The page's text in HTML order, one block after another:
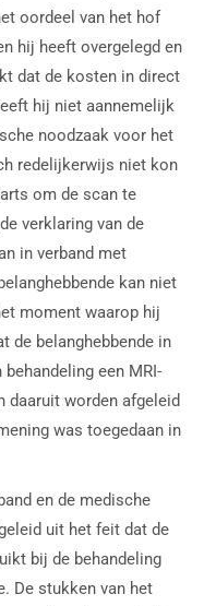
oordeel van het hof
hij heeft overgelegd en
dat de kosten in direct
hij niet aannemelijk
noodzaak voor het
redelijkerwijs niet kon
om de scan te
verklaring van de
in verband met
kan niet
moment waarop hij
de belanghebbende in
een MRI-
daaruit worden afgeleid
was toegedaan in
en de medische
uit het feit dat de
bij de behandeling
De stukken van het